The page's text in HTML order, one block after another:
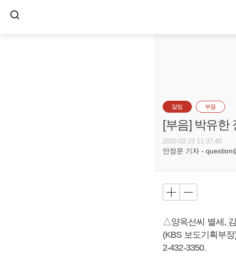
알림 부음
[부음] 박유한
2020-02-23 11:37:40
안정문 기자 -
△양옥선씨 별세,
(KBS 보도기획부
2-432-3350.